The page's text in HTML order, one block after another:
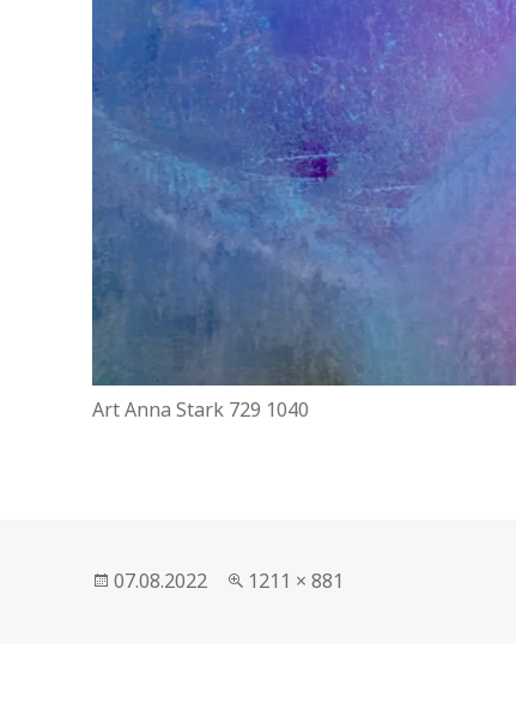
Art Anna Stark 729 1040
Veröffentlicht
07.08.2022
Volle
1211 × 881